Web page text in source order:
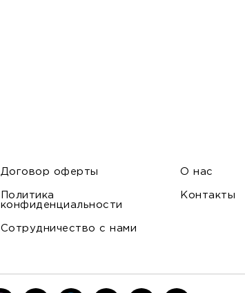
Договор оферты
Политика
конфиденциальности
Сотрудничество с нами
О нас
Контакты